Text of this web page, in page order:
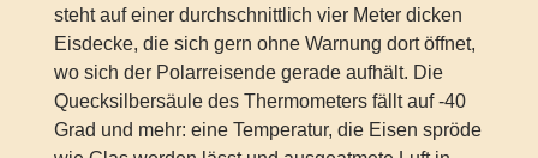
steht auf einer durchschnittlich vier Meter dicken
Eisdecke, die sich gern ohne Warnung dort öffnet,
wo sich der Polarreisende gerade aufhält. Die
Quecksilbersäule des Thermometers fällt auf -40
Grad und mehr: eine Temperatur, die Eisen spröde